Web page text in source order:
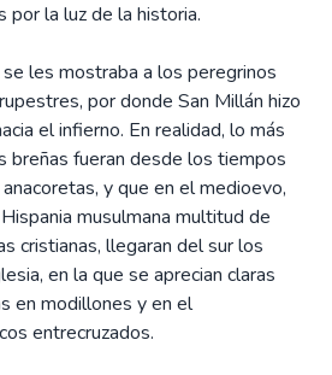
por la luz de la historia.
les mostraba a los peregrinos
por donde San Millán hizo
el infierno. En realidad, lo más
breñas fueran desde los tiempos
y que en el medioevo,
musulmana multitud de
cristianas, llegaran del sur los
en la que se aprecian claras
en modillones y en el
entrecruzados.